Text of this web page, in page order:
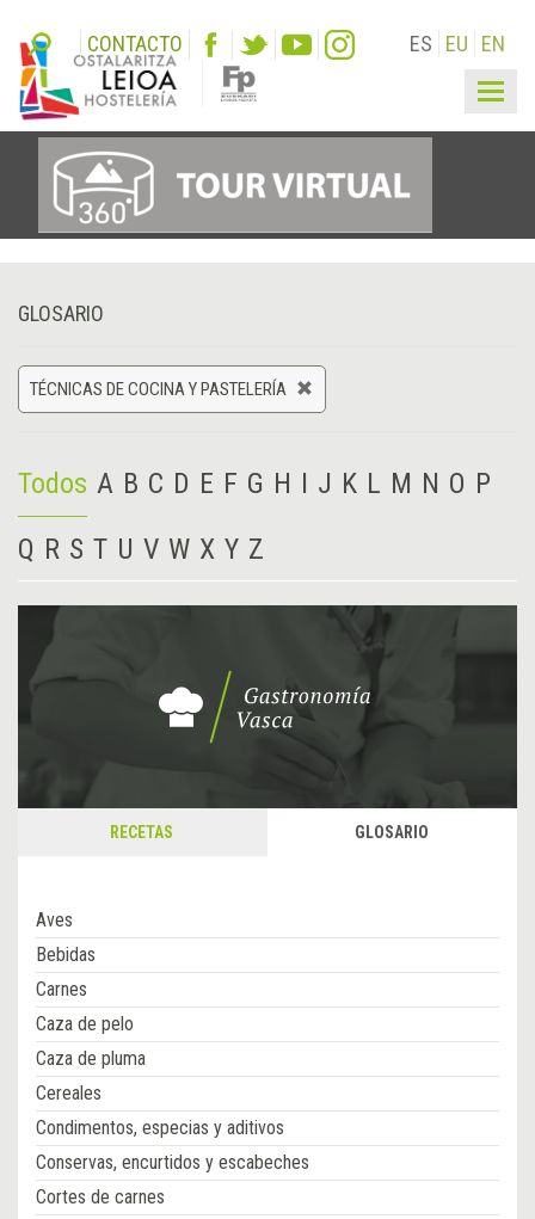
CONTACTO ES EU EN
GLOSARIO
TÉCNICAS DE COCINA Y PASTELERÍA
Todos A B C D E F G H I J K L M N O P
Q R S T U V W X Y Z
RECETAS GLOSARIO
Aves
Bebidas
Carnes
Caza de pelo
Caza de pluma
Cereales
Condimentos, especias y aditivos
Conservas, encurtidos y escabeches
Cortes de carnes